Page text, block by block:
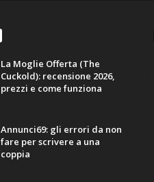
La Moglie Offerta (The
Cuckold): recensione 2026,
prezzi e come funziona
Annunci69: gli errori da non
fare per scrivere a una
coppia